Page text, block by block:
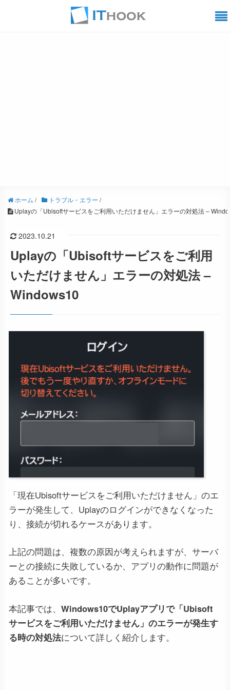
ホーム / トラブル・エラー /
Uplayの「Ubisoftサービスをご利用いただけません」エラーの対処法 –
2023.10.21
Uplayの「Ubisoftサービスをご利用
いただけません」エラーの対処法 –
Windows10
「現在Ubisoftサービスをご利用いただけません」のエ
ラーが発生して、Uplayのログインができなくなった
り、接続が切れるケースがあります。
上記の問題は、複数の原因が考えられますが、サーバ
ーとの接続に失敗しているか、アプリの動作に問題が
あることが多いです。
本記事では、 Windows10でUplayアプリで「Ubisoft
サービスをご利用いただけません」のエラーが発生す
る時の対処法について詳しく紹介します。